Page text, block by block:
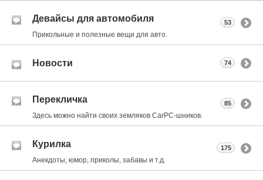
Девайсы для автомобиля
Прикольные и полезные вещи для авто.
53
Новости 74
Перекличка
Здесь можно найти своих земляков CarPC-шников.
85
Курилка
Анекдоты, юмор, приколы, забавы и т.д.
175